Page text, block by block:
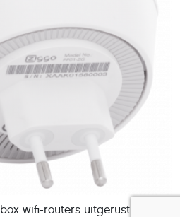
wifi-routers uitgerust met